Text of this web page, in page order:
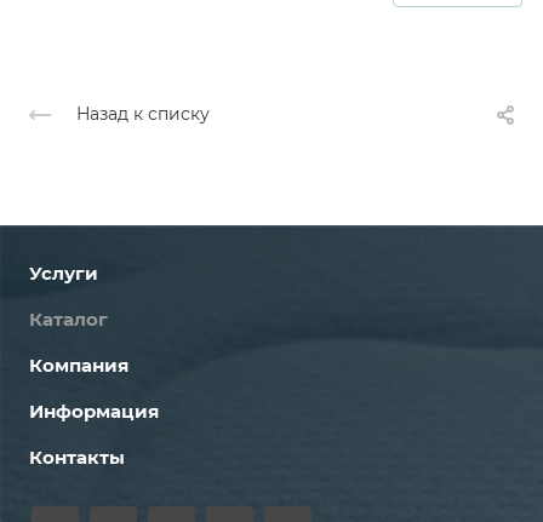
Назад к списку
Услуги
Каталог
Компания
Информация
Контакты